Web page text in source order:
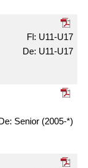
U11-U17
U11-U17
Senior (2005-*)